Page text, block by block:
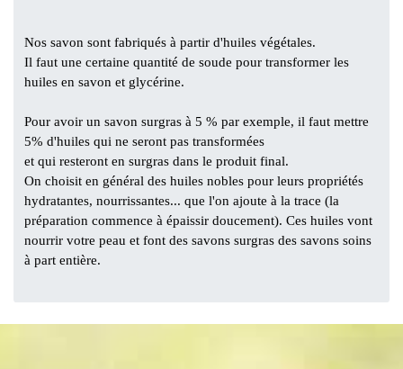
Nos savon sont fabriqués à partir d'huiles végétales.
Il faut une certaine quantité de soude pour transformer les
huiles en savon et glycérine.
Pour avoir un savon surgras à 5 % par exemple, il faut mettre
5% d'huiles qui ne seront pas transformées
et qui resteront en surgras dans le produit final.
On choisit en général des huiles nobles pour leurs propriétés
hydratantes, nourrissantes... que l'on ajoute à la trace (la
préparation commence à épaissir doucement). Ces huiles vont
nourrir votre peau et font des savons surgras des savons soins
à part entière.